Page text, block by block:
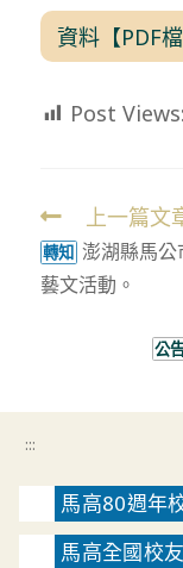
資料【PDF檔
Post Views:
Read
more
articles
上一篇文
轉知 澎湖縣馬公
藝文活動。
公
:::
馬高80週年
馬高全國校